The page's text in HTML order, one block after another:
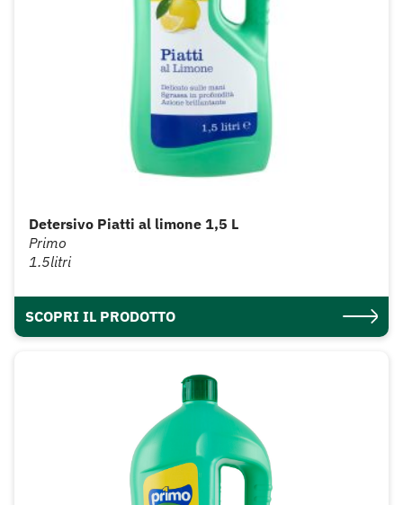
Detersivo Piatti al limone 1,5 L
Primo
1.5litri
SCOPRI IL PRODOTTO